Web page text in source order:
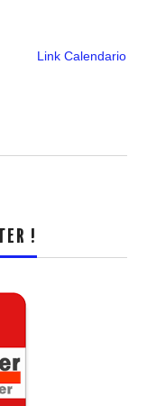
Link Calendario
!